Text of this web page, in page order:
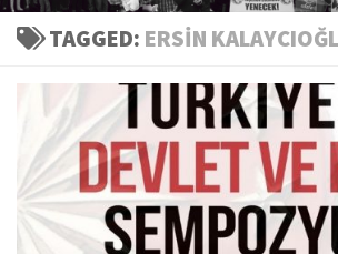
TAGGED: ERSIN